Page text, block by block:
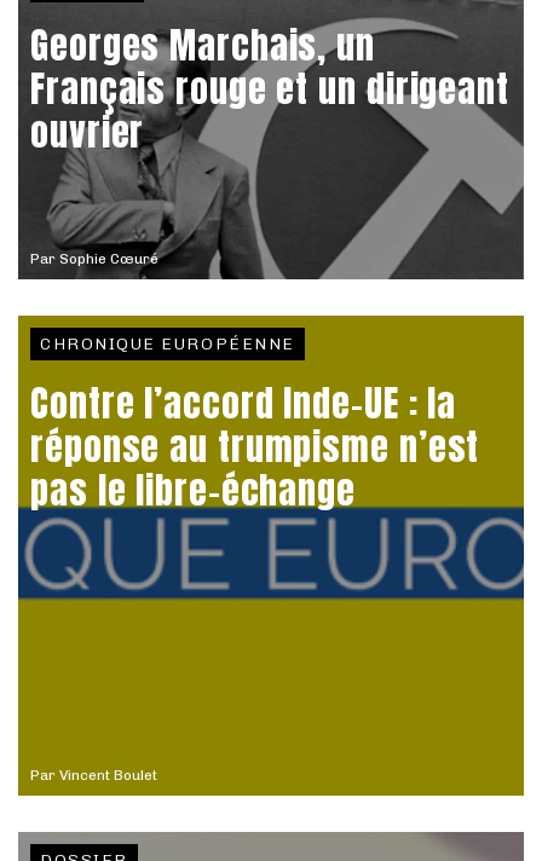
Par Sophie Cœuré
Georges Marchais, un
Français rouge et un dirigeant
ouvrier
Par Vincent Boulet
CHRONIQUE EUROPÉENNE
Contre l’accord Inde-UE : la
réponse au trumpisme n’est
pas le libre-échange